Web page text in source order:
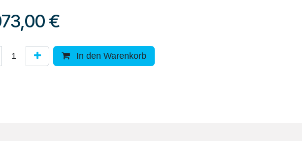
€
In den Warenkorb